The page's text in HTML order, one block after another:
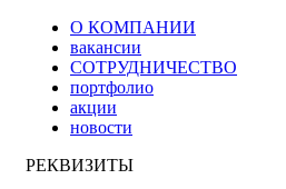
О КОМПАНИИ
вакансии
СОТРУДНИЧЕСТВО
портфолио
акции
новости
РЕКВИЗИТЫ